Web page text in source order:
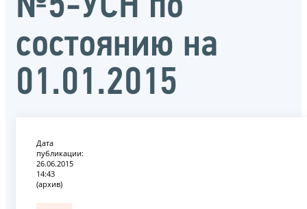
состоянию на
01.01.2015
Дата
публикации:
26.06.2015
14:43
(архив)